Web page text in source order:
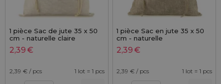
1 pièce Sac de jute 35 x 50
cm - naturelle claire
2,39€
2,39 € / pcs 1 lot = 1 pcs
1 pièce Sac en jute 35 x 50
cm - naturelle
2,39€
2,39 € / pcs 1 lot = 1 pcs